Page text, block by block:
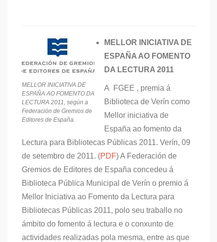
MELLOR INICIATIVA DE
ESPAÑA AO FOMENTO DA
LECTURA 2011, según a
Federación de Gremios de
Editores de España.
MELLOR INICIATIVA DE
ESPAÑA AO FOMENTO
DA LECTURA 2011
A FGEE , premia á
Biblioteca de Verín como
Mellor iniciativa de
España ao fomento da
Lectura para Bibliotecas Públicas 2011. Verín, 09
de setembro de 2011. (PDF) A Federación de
Gremios de Editores de España concedeu á
Biblioteca Pública Municipal de Verín o premio á
Mellor Iniciativa ao Fomento da Lectura para
Bibliotecas Públicas 2011, polo seu traballo no
ámbito do fomento á lectura e o conxunto de
actividades realizadas pola mesma, entre as que